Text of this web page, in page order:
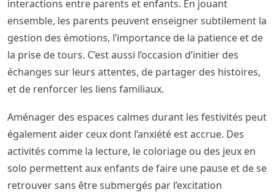
interactions entre parents et enfants. En jouant
ensemble, les parents peuvent enseigner subtilement la
gestion des émotions, l’importance de la patience et de
la prise de tours. C’est aussi l’occasion d’initier des
échanges sur leurs attentes, de partager des histoires,
et de renforcer les liens familiaux.
Aménager des espaces calmes durant les festivités peut
également aider ceux dont l’anxiété est accrue. Des
activités comme la lecture, le coloriage ou des jeux en
solo permettent aux enfants de faire une pause et de se
retrouver sans être submergés par l’excitation